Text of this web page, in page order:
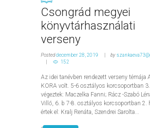
Csongrád megyei
könyvtárhasználati
verseny
Posteddecember 28, 2019 by
152
Az idei tanévben rendezett verseny témája
KORA volt. 5-6 osztályos korcsoportban
végeztek: Maczelka Fanni; Rácz -Szabó
Villő, 6. b 7-8. osztályos korcsoportban 2.
értek el: Kralj Renáta, Szendrei Sarolta...